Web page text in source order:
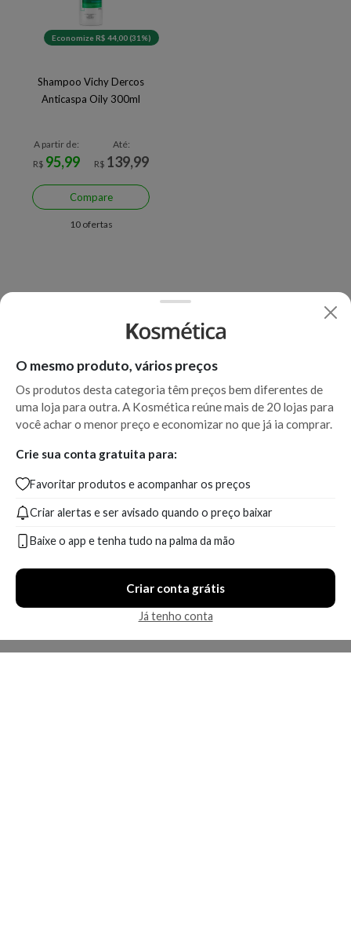
Economize R$ 44,00 (31%)
Shampoo Vichy Dercos
Anticaspa Oily 300ml
A partir de:
R$ 95,99
Até:
R$ 139,99
Compare
10 ofertas
O mesmo produto, vários preços
Os produtos desta categoria têm preços bem diferentes de
uma loja para outra. A Kosmética reúne mais de 20 lojas para
você achar o menor preço e economizar no que já ia comprar.
Crie sua conta gratuita para:
Favoritar produtos e acompanhar os preços
Criar alertas e ser avisado quando o preço baixar
Baixe o app e tenha tudo na palma da mão
Criar conta grátis
Já tenho conta